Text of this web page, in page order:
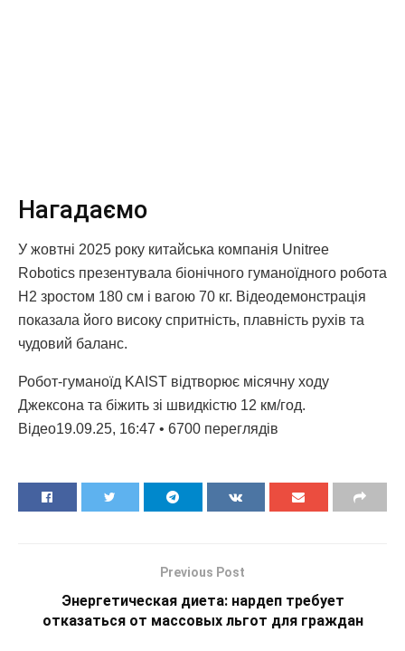
Нагадаємо
У жовтні 2025 року китайська компанія Unitree
Robotics презентувала біонічного гуманоїдного робота
H2 зростом 180 см і вагою 70 кг. Відеодемонстрація
показала його високу спритність, плавність рухів та
чудовий баланс.
Робот-гуманоїд KAIST відтворює місячну ходу
Джексона та біжить зі швидкістю 12 км/год.
Відео19.09.25, 16:47 • 6700 переглядiв
Previous Post
Энергетическая диета: нардеп требует
отказаться от массовых льгот для граждан